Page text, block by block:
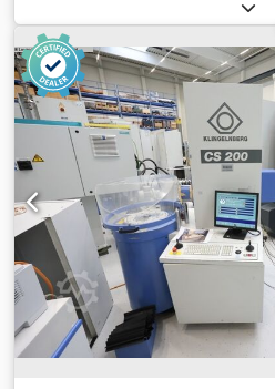
- infinitamente variáveis até
pontas 100-550 mm Comando
máquina aprox. 4000 kg
2000x3055x2788 mm Comando
Métodos de teste: - Ensaio de
- Ensaio de engrenagem de
de corpo - Teste Heli em contato
Suepfx An Esha Características:
de teste - Máxima precisão de
Mesa da máquina com
Unidade pneumática basculante
de óleo (Tipo: Vogel) - Exaustor
Elbaron)